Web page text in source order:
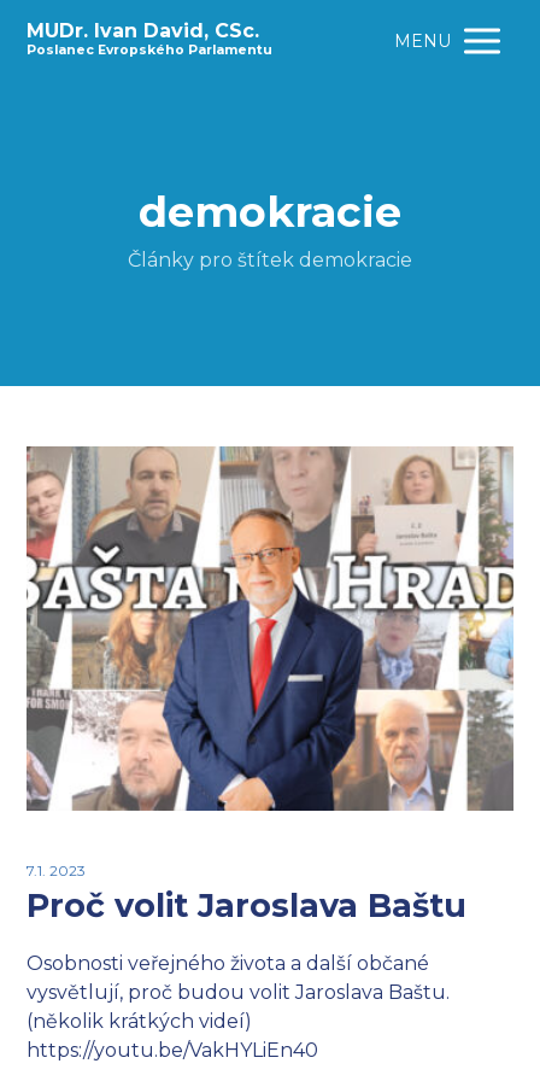
MUDr. Ivan David, CSc.
Poslanec Evropského Parlamentu MENU
demokracie
Články pro štítek demokracie
7.1. 2023
Proč volit Jaroslava Baštu
Osobnosti veřejného života a další občané
vysvětlují, proč budou volit Jaroslava Baštu.
(několik krátkých videí)
https://youtu.be/VakHYLiEn40